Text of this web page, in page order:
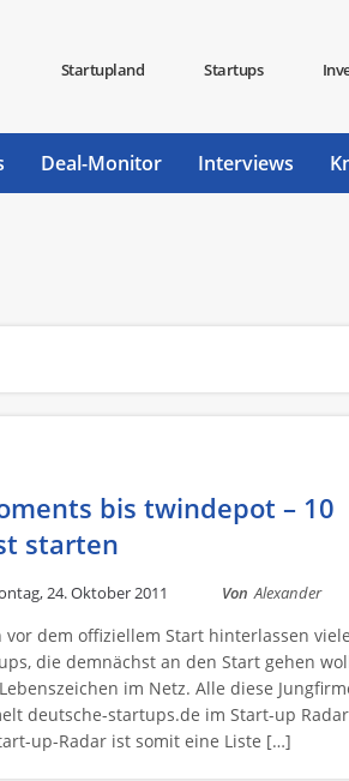
Startupland Startups
Deal-Monitor Interviews
bis twindepot – 10
starten
24. Oktober 2011 Von Alexander
vor dem offiziellem Start hinterlassen viele
die demnächst an den Start gehen
im Netz. Alle diese
deutsche-startups.de im Start-up
up-Radar ist somit eine Liste […]